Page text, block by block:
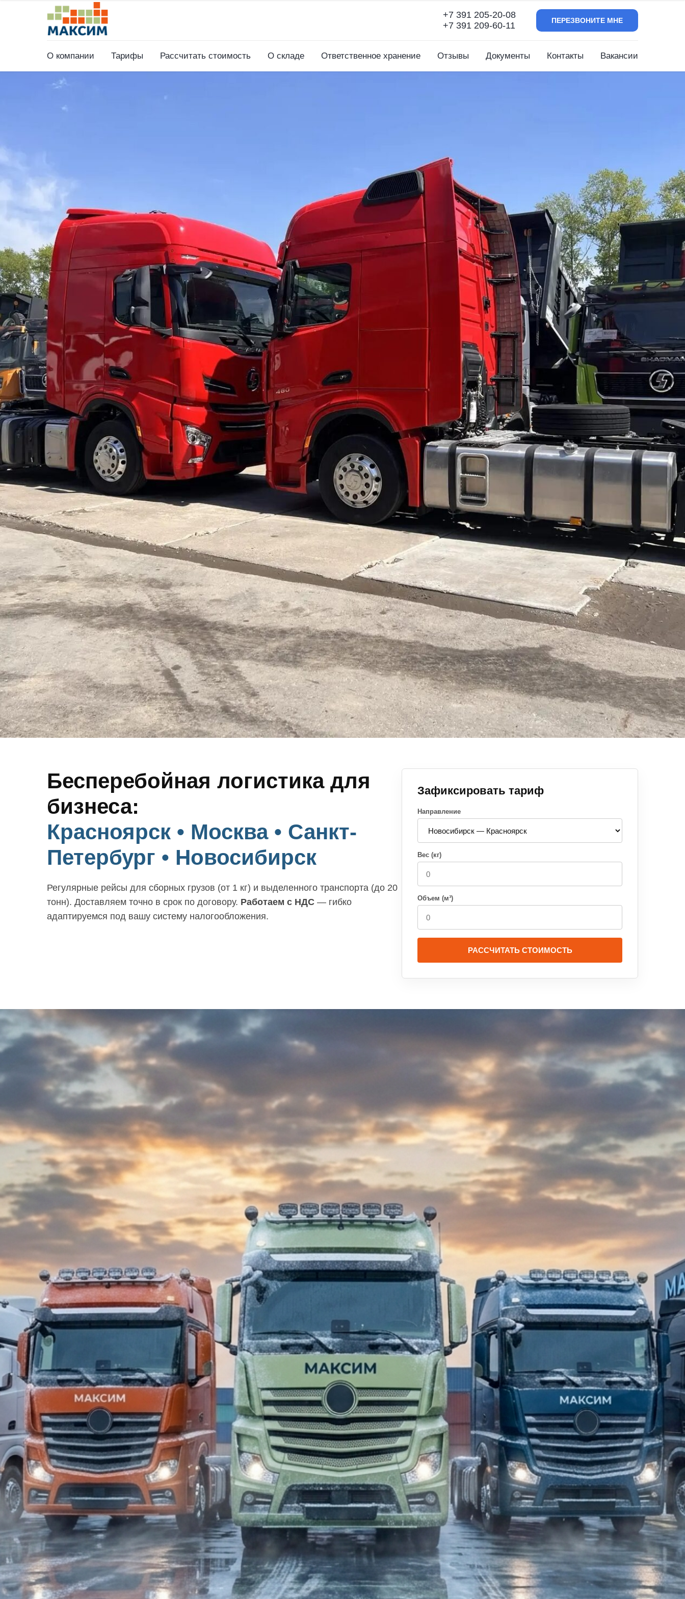
+7 391 205-20-08
+7 391 209-60-11
ПЕРЕЗВОНИТЕ МНЕ
О компании Тарифы Рассчитать стоимость О складе Ответственное хранение Отзывы Документы Контакты Вакансии
Бесперебойная логистика для
бизнеса:
Красноярск • Москва • Санкт-
Петербург • Новосибирск
Регулярные рейсы для сборных грузов (от 1 кг) и выделенного транспорта (до 20
тонн). Доставляем точно в срок по договору. Работаем с НДС — гибко
адаптируемся под вашу систему налогообложения.
Зафиксировать тариф
Направление
Вес (кг)
Объем (м³)
РАССЧИТАТЬ СТОИМОСТЬ